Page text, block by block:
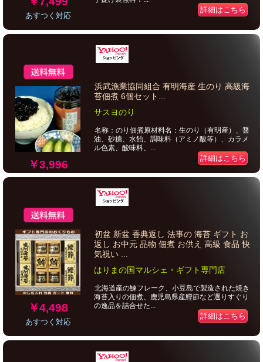
あすつく対応
詳細はこちら
￥3,996
浜武漁業協同組合 有明海産 生のり 高級海
苔佃煮 6個セット...
サスヨのり
名称：のり佃煮原材料名：生のり（有明産）、醤
油、砂糖、水飴、調味料（アミノ酸等）、カラメ
ル色素、酸味料、...
詳細はこちら
￥4,498
あすつく対応
初盆 新盆 香典返し 法事の 海苔 ギフト お
返し お中元 品物 佃煮 お供え 高級 食品 快
気祝い ...
はりまの国マルシェ・ギフト専門店
北海道産の鰊フレーク、小豆島で製造された焼き
海苔入りの佃煮、鹿児島県産鰹節など選りすぐり
の逸品を詰合せた...
詳細はこちら